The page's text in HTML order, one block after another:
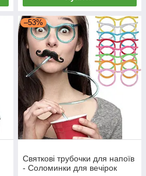
–53%
Святкові трубочки для напоїв
- Соломинки для вечірок